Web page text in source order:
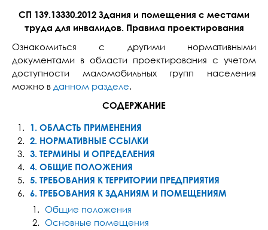
СП 139.13330.2012 Здания и помещения с местами
труда для инвалидов. Правила проектирования
Ознакомиться с другими нормативными
документами в области проектирования с учетом
доступности маломобильных групп населения
можно в данном разделе.
СОДЕРЖАНИЕ
1. ОБЛАСТЬ ПРИМЕНЕНИЯ
2. НОРМАТИВНЫЕ ССЫЛКИ
3. ТЕРМИНЫ И ОПРЕДЕЛЕНИЯ
4. ОБЩИЕ ПОЛОЖЕНИЯ
5. ТРЕБОВАНИЯ К ТЕРРИТОРИИ ПРЕДПРИЯТИЯ
6. ТРЕБОВАНИЯ К ЗДАНИЯМ И ПОМЕЩЕНИЯМ
Общие положения
Основные помещения